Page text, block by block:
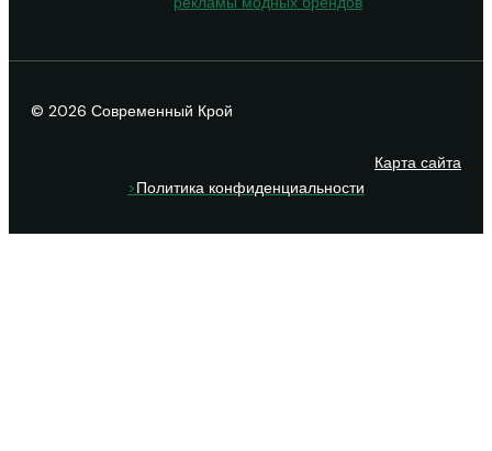
© 2026 Современный Крой
Карта сайта
>Политика конфиденциальности